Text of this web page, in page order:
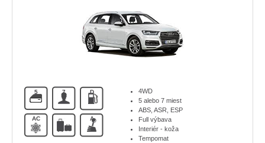
5 7 D
AC A
4WD
5 alebo 7 miest
ABS, ASR, ESP
Full výbava
Interiér - koža
Tempomat